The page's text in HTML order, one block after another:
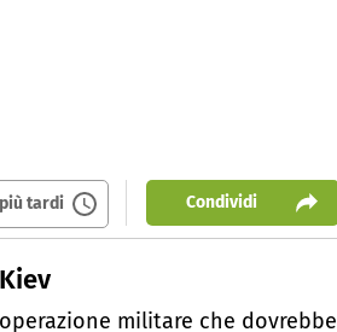
tardi Condividi
militare che dovrebbe